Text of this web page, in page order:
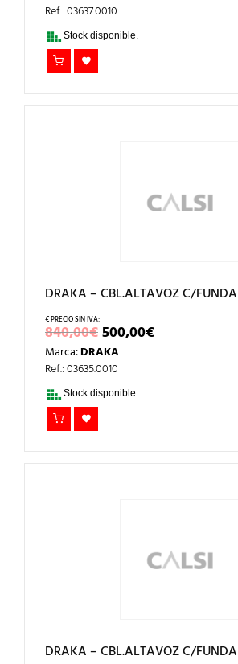
ERA:1.100,00€.
Ref.: 03637.0010
Stock disponible.
DRAKA – CBL.ALTAVOZ C/
840,00€EL
PRECIO
ORIGINAL
ERA:840,00€.
500,00€EL
PRECIO
Marca:DRAKA
Ref.: 03635.0010
Stock disponible.
DRAKA – CBL.ALTAVOZ C/